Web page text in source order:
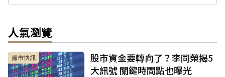
人氣瀏覽
房市快訊
股市資金要轉向了？李同榮揭5
大訊號 關鍵時間點也曝光